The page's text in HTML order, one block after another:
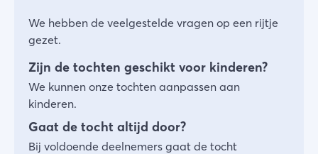
We hebben de veelgestelde vragen op een rijtje
gezet.
Zijn de tochten geschikt voor kinderen?
We kunnen onze tochten aanpassen aan
kinderen.
Gaat de tocht altijd door?
Bij voldoende deelnemers gaat de tocht